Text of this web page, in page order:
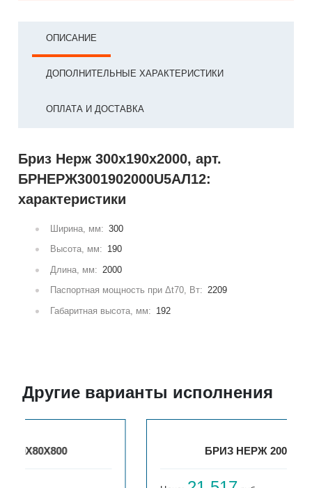
ОПИСАНИЕ
ДОПОЛНИТЕЛЬНЫЕ ХАРАКТЕРИСТИКИ
ОПЛАТА И ДОСТАВКА
Бриз Нерж 300х190х2000, арт.
БРНЕРЖ3001902000U5АЛ12:
характеристики
Ширина, мм: 300
Высота, мм: 190
Длина, мм: 2000
Паспортная мощность при Δt70, Вт: 2209
Габаритная высота, мм: 192
Другие варианты исполнения
БРИЗ НЕРЖ 200Х80Х900